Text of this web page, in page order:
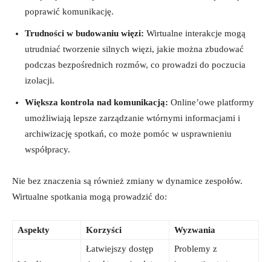
⁣poprawić komunikację.
Trudności w budowaniu więzi: Wirtualne interakcje mogą
utrudniać tworzenie silnych więzi,⁤ jakie można zbudować
podczas bezpośrednich rozmów, ‍co prowadzi ⁤do poczucia
izolacji.
Większa kontrola nad komunikacją: Online’owe platformy
umożliwiają lepsze zarządzanie wtórnymi informacjami ⁣i
archiwizację spotkań, co może pomóc w usprawnieniu
współpracy.
Nie ⁣bez znaczenia ‌są również zmiany w ⁣dynamice zespołów.
Wirtualne spotkania mogą prowadzić do:
Aspekty Korzyści Wyzwania
Łatwiejszy dostęp
Problemy z